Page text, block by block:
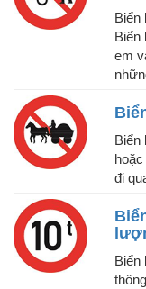
Biển
Biển
em
Biển
đi
Biển